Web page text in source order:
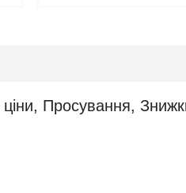
Просування,